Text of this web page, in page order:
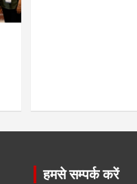
हमसे सम्पर्क करें